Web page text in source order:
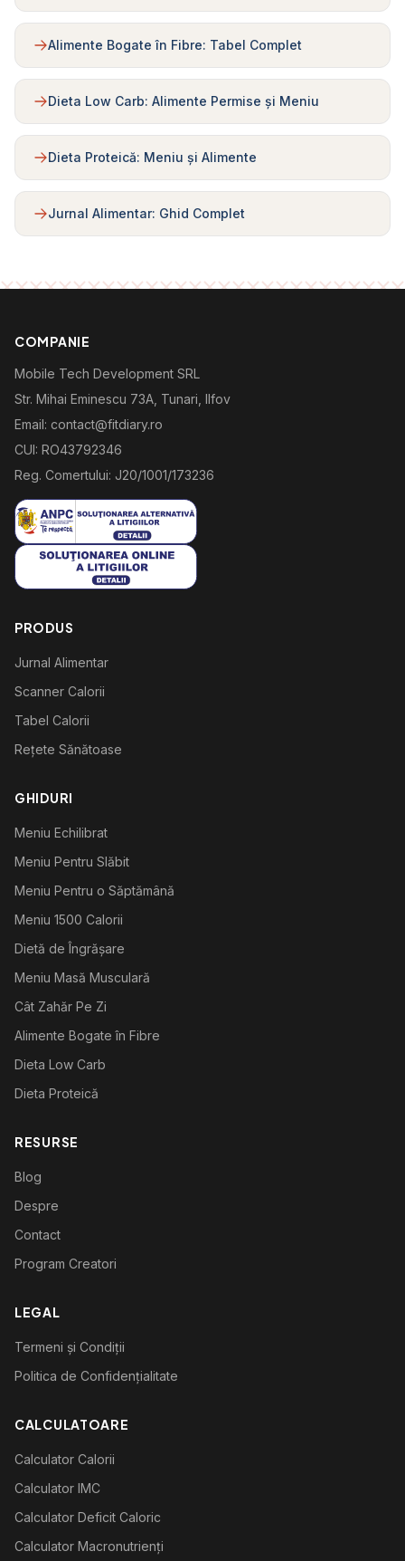
Alimente Bogate în Fibre: Tabel Complet
Dieta Low Carb: Alimente Permise și Meniu
Dieta Proteică: Meniu și Alimente
Jurnal Alimentar: Ghid Complet
COMPANIE
Mobile Tech Development SRL
Str. Mihai Eminescu 73A, Tunari, Ilfov
Email: contact@fitdiary.ro
CUI: RO43792346
Reg. Comertului: J20/1001/173236
PRODUS
Jurnal Alimentar
Scanner Calorii
Tabel Calorii
Rețete Sănătoase
GHIDURI
Meniu Echilibrat
Meniu Pentru Slăbit
Meniu Pentru o Săptămână
Meniu 1500 Calorii
Dietă de Îngrășare
Meniu Masă Musculară
Cât Zahăr Pe Zi
Alimente Bogate în Fibre
Dieta Low Carb
Dieta Proteică
RESURSE
Blog
Despre
Contact
Program Creatori
LEGAL
Termeni și Condiții
Politica de Confidențialitate
CALCULATOARE
Calculator Calorii
Calculator IMC
Calculator Deficit Caloric
Calculator Macronutrienți